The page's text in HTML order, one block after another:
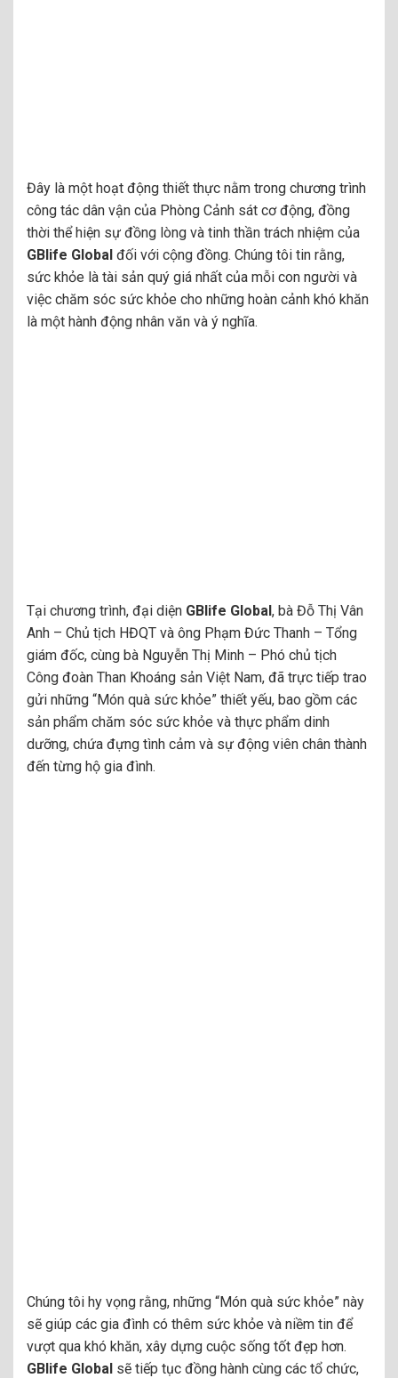
Đây là một hoạt động thiết thực nằm trong chương trình
công tác dân vận của Phòng Cảnh sát cơ động, đồng
thời thể hiện sự đồng lòng và tinh thần trách nhiệm của
GBlife Global đối với cộng đồng. Chúng tôi tin rằng,
sức khỏe là tài sản quý giá nhất của mỗi con người và
việc chăm sóc sức khỏe cho những hoàn cảnh khó khăn
là một hành động nhân văn và ý nghĩa.
Tại chương trình, đại diện GBlife Global, bà Đỗ Thị Vân
Anh – Chủ tịch HĐQT và ông Phạm Đức Thanh – Tổng
giám đốc, cùng bà Nguyễn Thị Minh – Phó chủ tịch
Công đoàn Than Khoáng sản Việt Nam, đã trực tiếp trao
gửi những “Món quà sức khỏe” thiết yếu, bao gồm các
sản phẩm chăm sóc sức khỏe và thực phẩm dinh
dưỡng, chứa đựng tình cảm và sự động viên chân thành
đến từng hộ gia đình.
Chúng tôi hy vọng rằng, những “Món quà sức khỏe” này
sẽ giúp các gia đình có thêm sức khỏe và niềm tin để
vượt qua khó khăn, xây dựng cuộc sống tốt đẹp hơn.
GBlife Global sẽ tiếp tục đồng hành cùng các tổ chức,